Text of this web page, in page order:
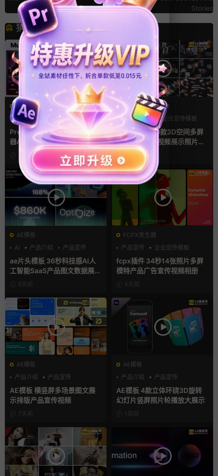
Stories
猜你喜欢
PR基本图形mogrt
PR基本图形
UI 手机
Premiere模板 手机音乐播放
器App软件界面UI进度条动画
视频样机pr模版
3天前
PR基本图形mogrt
PR基本图形
企业宣传模板
幻灯片
Pr视频模板 10款3D空间多屏
切换开场相册视频展示照片墙
pr模板
4天前
AE模板
AI
产品介绍 产品宣传
ae片头模板 36秒科技感AI人
工智能SaaS产品图文数据展示
宣传视频AE模板
6天前
FCPX发生器
产品宣传
企业宣传模板
分屏模板
fcpx插件 34秒14张照片多屏
模特产品广告宣传视频相册
6天前
AE模板
产品介绍
产品宣传
产品展示
AE模板 横竖屏多场景图文展
示排版产品宣传视频
7天前
AE模板
产品介绍
产品宣传
产品展示
AE模板 4款立体环绕3D旋转
幻灯片竖屏照片轮播放大展示
1周前